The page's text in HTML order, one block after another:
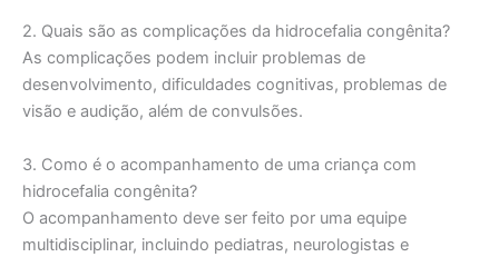
2. Quais são as complicações da hidrocefalia congênita?
As complicações podem incluir problemas de
desenvolvimento, dificuldades cognitivas, problemas de
visão e audição, além de convulsões.
3. Como é o acompanhamento de uma criança com
hidrocefalia congênita?
O acompanhamento deve ser feito por uma equipe
multidisciplinar, incluindo pediatras, neurologistas e